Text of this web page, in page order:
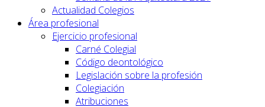
Actualidad Colegios
Área profesional
Ejercicio profesional
Carné Colegial
Código deontológico
Legislación sobre la profesión
Colegiación
Atribuciones